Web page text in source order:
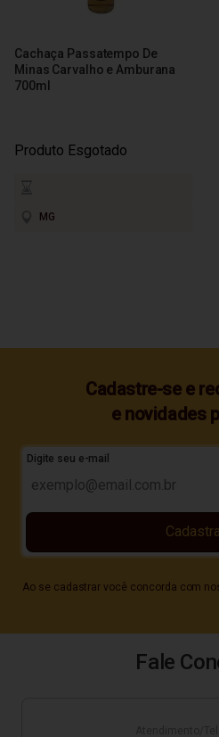
Cachaça Passatempo De
Minas Carvalho e Amburana
700ml
Produto Esgotado
MG
Cadastre-se e
e novidades
Digite seu e-mail
Ao se cadastrar você concorda com
Fale